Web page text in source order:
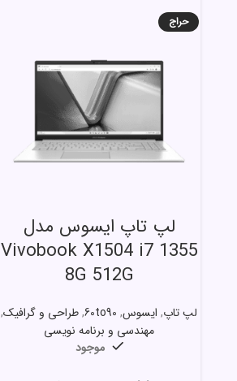
حراج
لپ تاپ ایسوس مدل
Vivobook X1504 i7 1355
8G 512G
لپ تاپ, ایسوس,
60to90
,طراحی و گرافیک,
مهندسی و برنامه نویسی
موجود